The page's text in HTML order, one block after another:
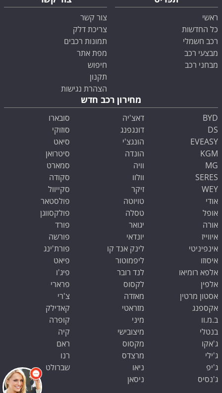
ראשי
כל החדשות
רכב חשמלי
מבצעי רכב
מבחני רכב
צור קשר
צריכת דלק
תמונות רכבים
מפת אתר
חיפוש
תקנון
הצהרת נגישות
מחירון רכב חדש
BYD
DS
EVEASY
KGM
MG
SERES
WEY
אודי
אופל
אורה
איווייז
אינפיניטי
איסוזו
אלפא רומיאו
אלפין
אסטון מרטין
אקספנג
ב.מ.וו
בנטלי
ג'אקו
ג'ילי
ג'יפ
ג'נסיס
דאצ'יה
דונגפנג
הונגצ'י
הונדה
וויה
וולוו
זיקר
טויוטה
טסלה
יגואר
יונדאי
לינק אנד קו
ליפמוטור
לנד רובר
לקסוס
מאזדה
מזראטי
מיני
מיצובישי
מקסוס
מרצדס
ניאו
ניסאן
סובארו
סוזוקי
סיאט
סיטרואן
סמארט
סקודה
סקייוול
פולסטאר
פולקסווגן
פורד
פורשה
פורת'ינג
פיאט
פיג'ו
פרארי
צ'רי
קאדילק
קופרה
קיה
ראם
רנו
שברולט
שלום 👋 אני
הצ'אטבוט של האתר!
צריך עזרה? התחל
שיחה.